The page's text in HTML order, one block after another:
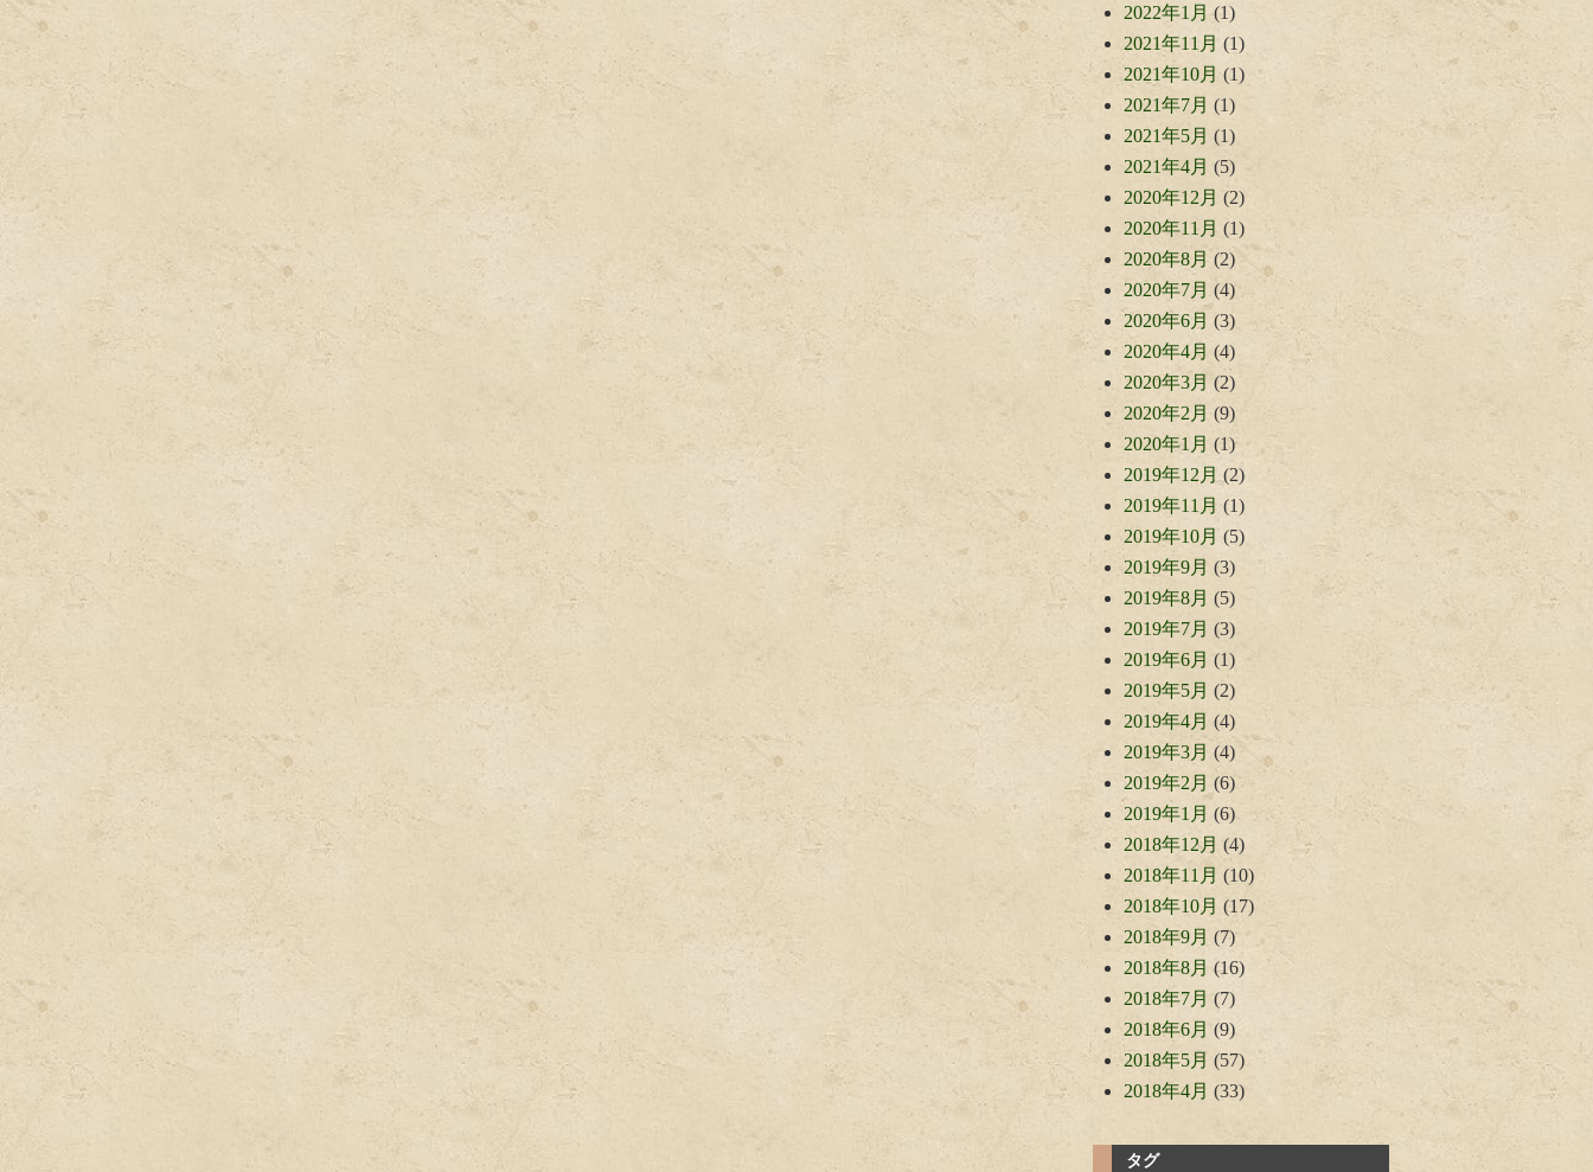
2022年1月 (1)
2021年11月 (1)
2021年10月 (1)
2021年7月 (1)
2021年5月 (1)
2021年4月 (5)
2020年12月 (2)
2020年11月 (1)
2020年8月 (2)
2020年7月 (4)
2020年6月 (3)
2020年4月 (4)
2020年3月 (2)
2020年2月 (9)
2020年1月 (1)
2019年12月 (2)
2019年11月 (1)
2019年10月 (5)
2019年9月 (3)
2019年8月 (5)
2019年7月 (3)
2019年6月 (1)
2019年5月 (2)
2019年4月 (4)
2019年3月 (4)
2019年2月 (6)
2019年1月 (6)
2018年12月 (4)
2018年11月 (10)
2018年10月 (17)
2018年9月 (7)
2018年8月 (16)
2018年7月 (7)
2018年6月 (9)
2018年5月 (57)
2018年4月 (33)
タグ